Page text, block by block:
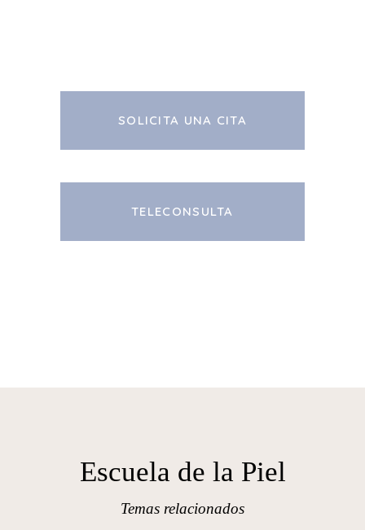
SOLICITA UNA CITA
TELECONSULTA
Escuela de la Piel
Temas relacionados